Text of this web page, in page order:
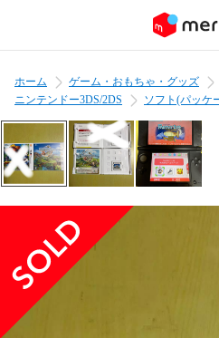
ホーム ゲーム・おもちゃ・グッズ
ニンテンドー3DS/2DS
ソフト(パッケ